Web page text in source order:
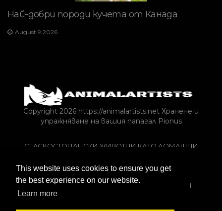
This website uses cookies to ensure you get
the best experience on our website.
Learn more
Най-добри породи кучета от Канада
August 9,2026
Copyright 2026 https://animalartists.net Хранене и
упражняване на вашия папагал Pionus
СЕЛСКОСТОПАНСКИ ЖИВОТНИ КАТО ДОМАШНИ
РИБИ И АКВАРИУМИ
СТАТИЯ
ВЛЕЧУГИ И ЗЕМНОВОДНИ
ПТИЦИ
ЗАЙЦИ